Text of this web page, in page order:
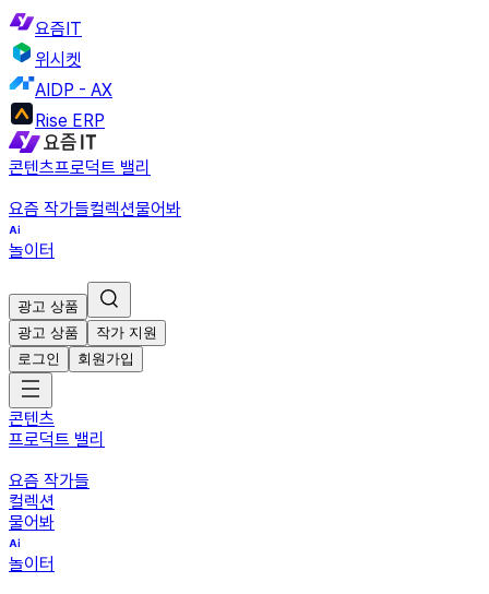
요즘IT
위시켓
AIDP - AX
Rise ERP
콘텐츠프로덕트 밸리
요즘 작가들컬렉션물어봐
놀이터
광고 상품
광고 상품
작가 지원
로그인
회원가입
콘텐츠
프로덕트 밸리
요즘 작가들
컬렉션
물어봐
놀이터